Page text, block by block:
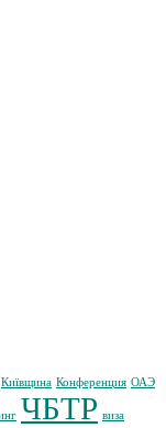
Київщина Конференция ОАЭ
ЧБТР виза